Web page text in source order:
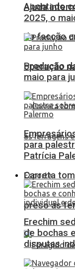
Apontado
de facção
operação
Carreta
preso às
Ajuda
2025, o
Produção
maio para
para
Patrícia
Esporte
Erechim
de bochas
disputas